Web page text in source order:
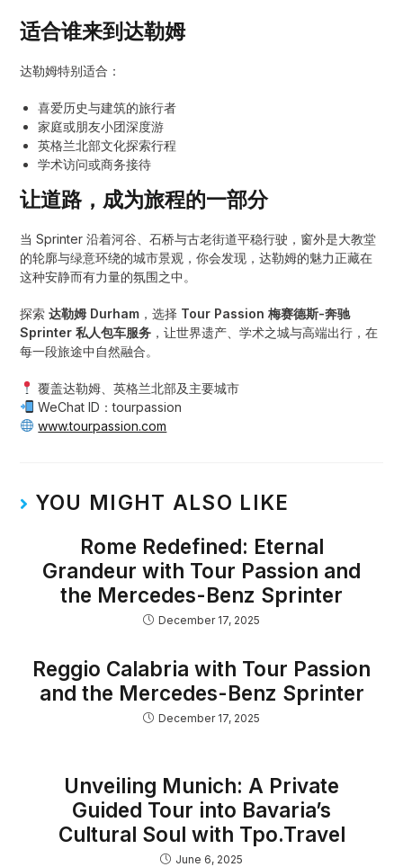
适合谁来到达勒姆
达勒姆特别适合：
喜爱历史与建筑的旅行者
家庭或朋友小团深度游
英格兰北部文化探索行程
学术访问或商务接待
让道路，成为旅程的一部分
当 Sprinter 沿着河谷、石桥与古老街道平稳行驶，窗外是大教堂
的轮廓与绿意环绕的城市景观，你会发现，达勒姆的魅力正藏在
这种安静而有力量的氛围之中。
探索达勒姆 Durham ，选择 Tour Passion 梅赛德斯-奔驰
Sprinter 私人包车服务 ，让世界遗产、学术之城与高端出行，在
每一段旅途中自然融合。
覆盖达勒姆、英格兰北部及主要城市
WeChat ID：tourpassion
www.tourpassion.com
YOU MIGHT ALSO LIKE
Rome Redefined: Eternal
Grandeur with Tour Passion and
the Mercedes-Benz Sprinter
December 17, 2025
Reggio Calabria with Tour Passion
and the Mercedes-Benz Sprinter
December 17, 2025
Unveiling Munich: A Private
Guided Tour into Bavaria’s
Cultural Soul with Tpo.Travel
June 6, 2025